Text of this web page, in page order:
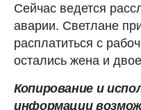
Сейчас ведется
аварии. Светлане
расплатиться с
остались жена и
Копирование и
информации